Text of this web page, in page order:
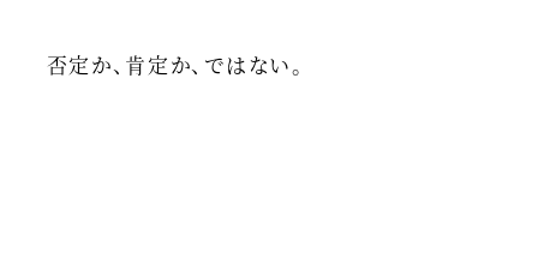
否定か、肯定か、ではない。